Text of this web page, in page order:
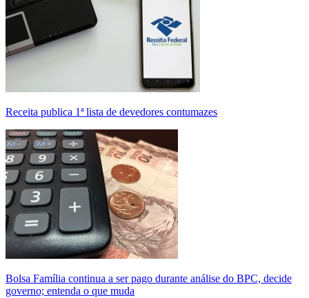
Receita publica 1ª lista de devedores contumazes
Bolsa Família continua a ser pago durante análise do BPC, decide
governo; entenda o que muda